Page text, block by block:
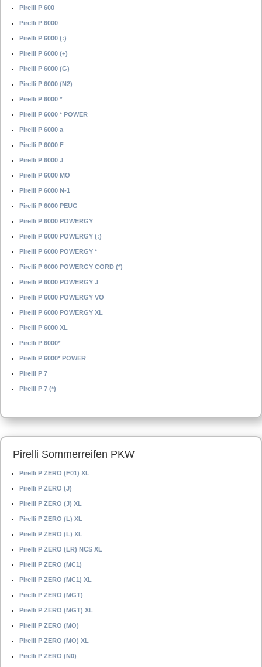
Pirelli P 600
Pirelli P 6000
Pirelli P 6000 (:)
Pirelli P 6000 (+)
Pirelli P 6000 (G)
Pirelli P 6000 (N2)
Pirelli P 6000 *
Pirelli P 6000 * POWER
Pirelli P 6000 a
Pirelli P 6000 F
Pirelli P 6000 J
Pirelli P 6000 MO
Pirelli P 6000 N-1
Pirelli P 6000 PEUG
Pirelli P 6000 POWERGY
Pirelli P 6000 POWERGY (:)
Pirelli P 6000 POWERGY *
Pirelli P 6000 POWERGY CORD (*)
Pirelli P 6000 POWERGY J
Pirelli P 6000 POWERGY VO
Pirelli P 6000 POWERGY XL
Pirelli P 6000 XL
Pirelli P 6000*
Pirelli P 6000* POWER
Pirelli P 7
Pirelli P 7 (*)
Pirelli Sommerreifen PKW
Pirelli P ZERO (F01) XL
Pirelli P ZERO (J)
Pirelli P ZERO (J) XL
Pirelli P ZERO (L) XL
Pirelli P ZERO (L) XL
Pirelli P ZERO (LR) NCS XL
Pirelli P ZERO (MC1)
Pirelli P ZERO (MC1) XL
Pirelli P ZERO (MGT)
Pirelli P ZERO (MGT) XL
Pirelli P ZERO (MO)
Pirelli P ZERO (MO) XL
Pirelli P ZERO (N0)